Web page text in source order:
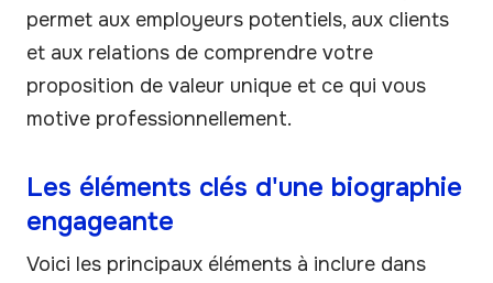
permet aux employeurs potentiels, aux clients
et aux relations de comprendre votre
proposition de valeur unique et ce qui vous
motive professionnellement.
Les éléments clés d'une biographie
engageante
Voici les principaux éléments à inclure dans